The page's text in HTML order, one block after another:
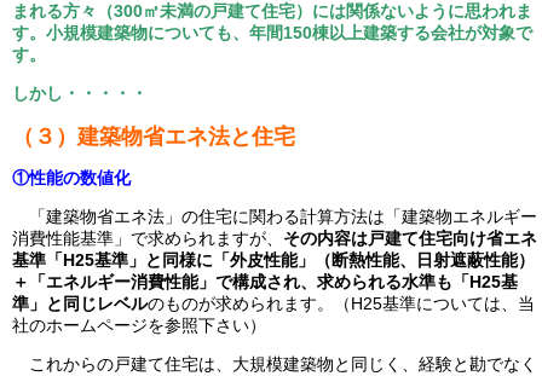
まれる方々（300㎡未満の戸建て住宅）には関係ないように思われま
す。小規模建築物についても、年間150棟以上建築する会社が対象で
す。
しかし・・・・・
（３）建築物省エネ法と住宅
①性能の数値化
「建築物省エネ法」の住宅に関わる計算方法は「建築物エネルギー
消費性能基準」で求められますが、 その内容は戸建て住宅向け省エネ
基準「H25基準」と同様に「外皮性能」（断熱性能、日射遮蔽性能）
＋「エネルギー消費性能」で構成され、求められる水準も「H25基
準」と同じレベルのものが求められます。（H25基準については、当
社のホームページを参照下さい）
これからの戸建て住宅は、大規模建築物と同じく、経験と勘でなく